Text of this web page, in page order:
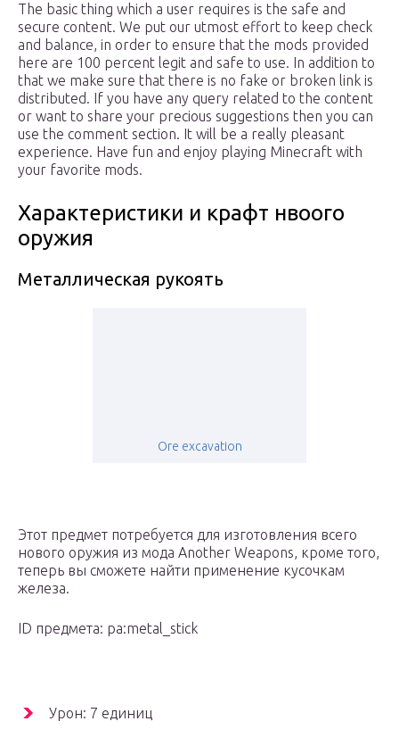
The basic thing which a user requires is the safe and
secure content. We put our utmost effort to keep check
and balance, in order to ensure that the mods provided
here are 100 percent legit and safe to use. In addition to
that we make sure that there is no fake or broken link is
distributed. If you have any query related to the content
or want to share your precious suggestions then you can
use the comment section. It will be a really pleasant
experience. Have fun and enjoy playing Minecraft with
your favorite mods.
Характеристики и крафт нвоого
оружия
Металлическая рукоять
Ore excavation
Этот предмет потребуется для изготовления всего
нового оружия из мода Another Weapons, кроме того,
теперь вы сможете найти применение кусочкам
железа.
ID предмета: pa:metal_stick
Урон: 7 единиц